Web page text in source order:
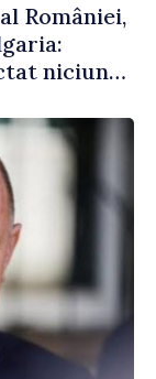
României,
niciun